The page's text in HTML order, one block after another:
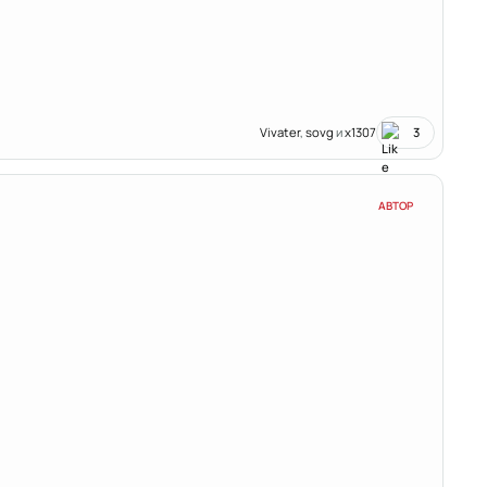
Vivater, sovg иx1307 3
АВТОР